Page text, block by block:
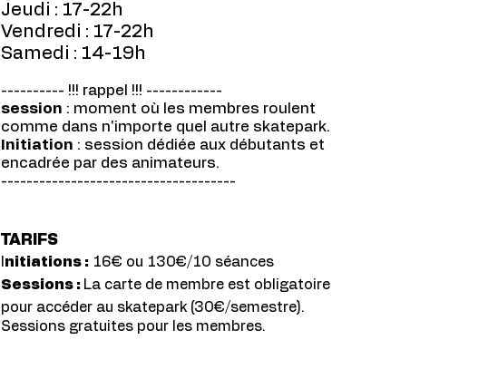
Jeudi : 17-22h
Vendredi : 17-22h
Samedi : 14-19h
---------- !!! rappel !!! ------------
session : moment où les membres roulent
comme dans n'importe quel autre skatepark.
Initiation : session dédiée aux débutants et
encadrée par des animateurs.
-------------------------------------
TARIFS
nitiations : 16€ ou 130€/10 séances
Sessions : La carte de membre est obligatoire
pour accéder au skatepark (30€/semestre).
Sessions gratuites pour les membres.